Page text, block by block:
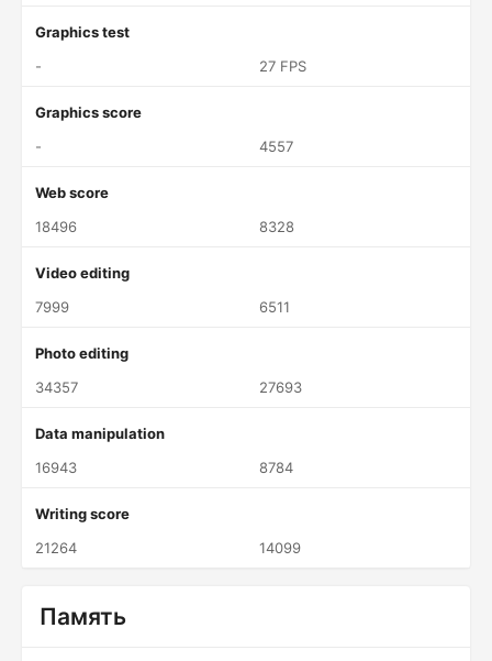
Graphics test
-
27 FPS
Graphics score
-
4557
Web score
18496
8328
Video editing
7999
6511
Photo editing
34357
27693
Data manipulation
16943
8784
Writing score
21264
14099
Память